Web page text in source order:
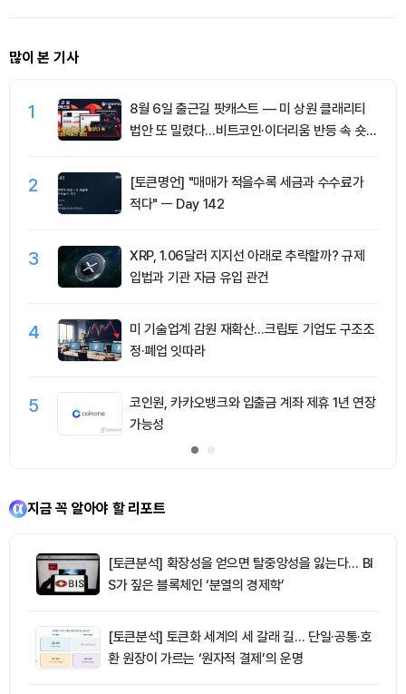
많이 본 기사
1
8월 6일 출근길 팟캐스트 — 미 상원 클래리티
법안 또 밀렸다…비트코인·이더리움 반등 속 숏
2
[토큰명언] "매매가 적을수록 세금과 수수료가
적다" ㅡ Day 142
3
XRP, 1.06달러 지지선 아래로 추락할까? 규제
입법과 기관 자금 유입 관건
4
미 기술업계 감원 재확산…크립토 기업도 구조조
정·폐업 잇따라
5
코인원, 카카오뱅크와 입출금 계좌 제휴 1년 연장
가능성
지금 꼭 알아야 할 리포트
[토큰분석] 확장성을 얻으면 탈중앙성을 잃는다… BI
S가 짚은 블록체인 ‘분열의 경제학’
[토큰분석] 토큰화 세계의 세 갈래 길… 단일·공통·호
환 원장이 가르는 ‘원자적 결제’의 운명